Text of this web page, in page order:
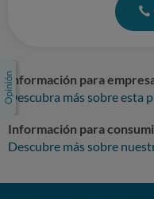
Información para
Descubra más sobre esta
Información para
Descubre más sobre